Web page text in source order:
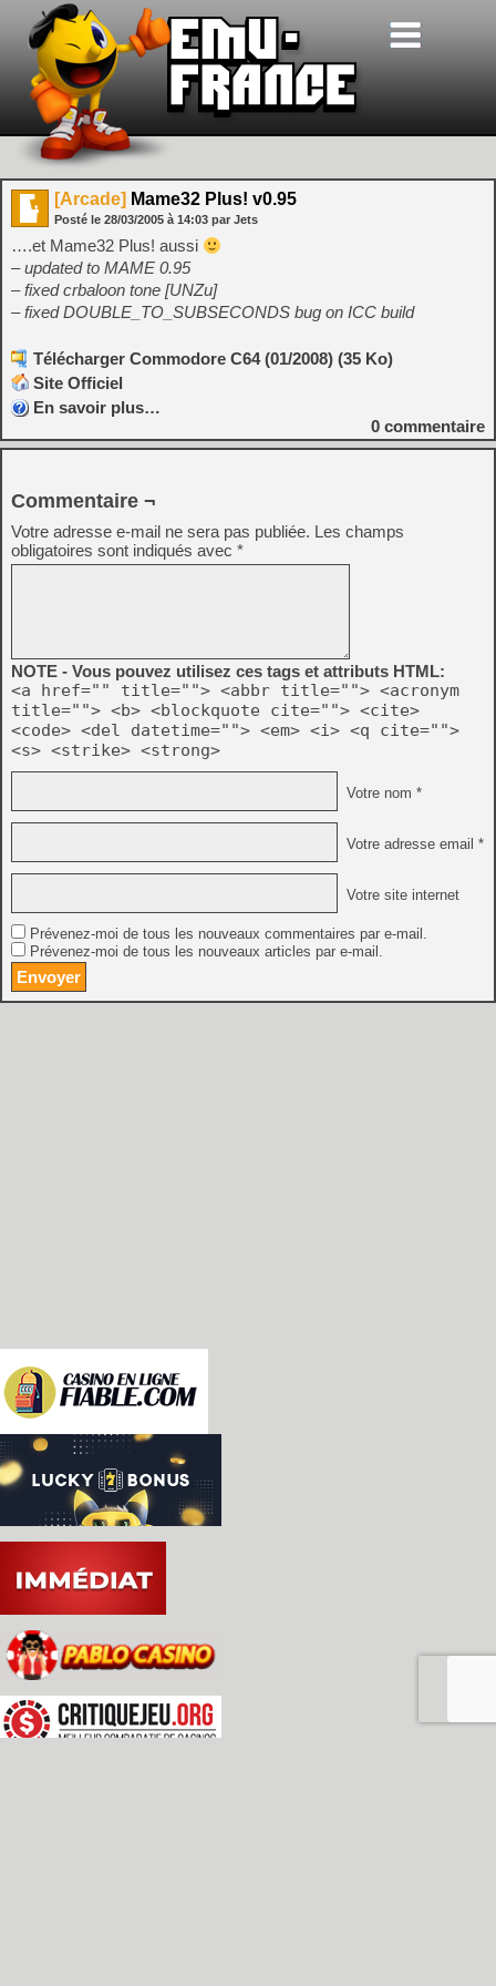
[Arcade] Mame32 Plus! v0.95
Posté le 28/03/2005 à 14:03 par Jets
….et Mame32 Plus! aussi
– updated to MAME 0.95
– fixed crbaloon tone [UNZu]
– fixed DOUBLE_TO_SUBSECONDS bug on ICC build
Télécharger Commodore C64 (01/2008) (35 Ko)
Site Officiel
En savoir plus…
0 commentaire
Commentaire ¬
Votre adresse e-mail ne sera pas publiée. Les champs
obligatoires sont indiqués avec *
NOTE - Vous pouvez utilisez ces tags et attributs HTML:
<a href="" title=""> <abbr title=""> <acronym
title=""> <b> <blockquote cite=""> <cite>
<code> <del datetime=""> <em> <i> <q cite="">
<s> <strike> <strong>
Votre nom *
Votre adresse email *
Votre site internet
Prévenez-moi de tous les nouveaux commentaires par e-mail.
Prévenez-moi de tous les nouveaux articles par e-mail.